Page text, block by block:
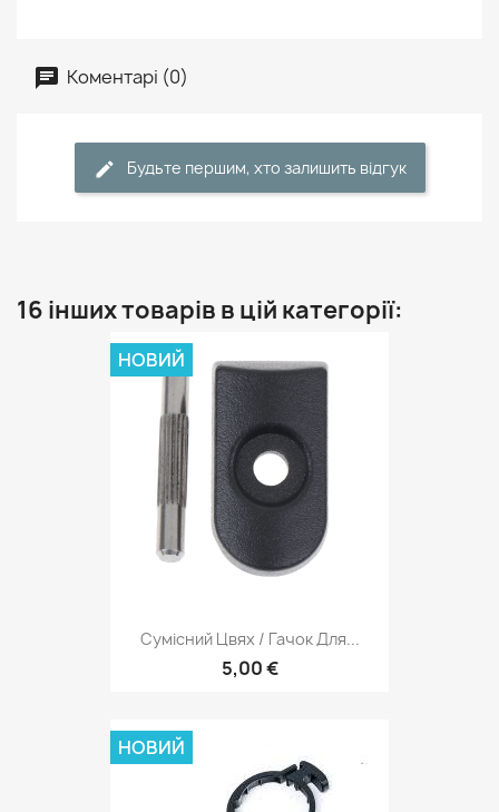
Коментарі (0)
Будьте першим, хто залишить відгук
16 інших товарів в цій категорії:
Сумісний Цвях / Гачок Для...
5,00 €
НОВИЙ
НОВИЙ